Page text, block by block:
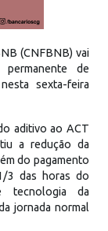
(CNFBNB) vai
de
sexta-feira
aditivo ao ACT
a redução da
do pagamento
3 das horas do
tecnologia da
jornada normal